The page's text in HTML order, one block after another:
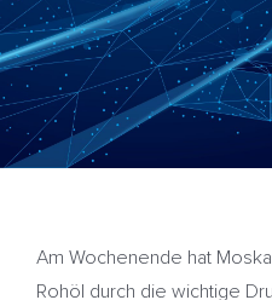
Am Wochenende hat
Rohöl durch die wichtige